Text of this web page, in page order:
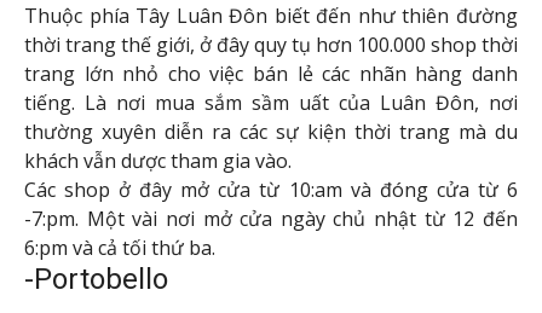
Thuộc phía Tây Luân Đôn biết đến như thiên đường
thời trang thế giới, ở đây quy tụ hơn 100.000 shop thời
trang lớn nhỏ cho việc bán lẻ các nhãn hàng danh
tiếng. Là nơi mua sắm sầm uất của Luân Đôn, nơi
thường xuyên diễn ra các sự kiện thời trang mà du
khách vẫn dược tham gia vào.
Các shop ở đây mở cửa từ 10:am và đóng cửa từ 6
-7:pm. Một vài nơi mở cửa ngày chủ nhật từ 12 đến
6:pm và cả tối thứ ba.
-Portobello